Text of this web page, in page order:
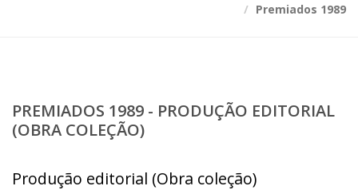
Premiados 1989
PREMIADOS 1989 - PRODUÇÃO EDITORIAL
(OBRA COLEÇÃO)
Produção editorial (Obra coleção)